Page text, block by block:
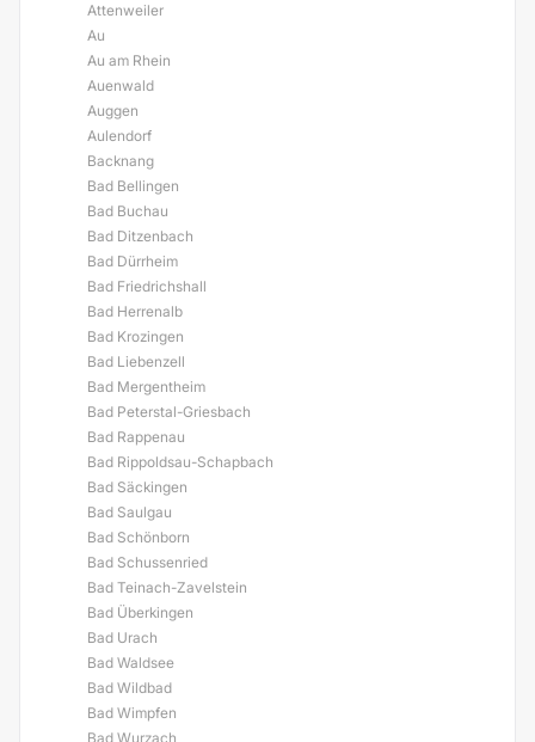
Attenweiler
Au
Au am Rhein
Auenwald
Auggen
Aulendorf
Backnang
Bad Bellingen
Bad Buchau
Bad Ditzenbach
Bad Dürrheim
Bad Friedrichshall
Bad Herrenalb
Bad Krozingen
Bad Liebenzell
Bad Mergentheim
Bad Peterstal-Griesbach
Bad Rappenau
Bad Rippoldsau-Schapbach
Bad Säckingen
Bad Saulgau
Bad Schönborn
Bad Schussenried
Bad Teinach-Zavelstein
Bad Überkingen
Bad Urach
Bad Waldsee
Bad Wildbad
Bad Wimpfen
Bad Wurzach